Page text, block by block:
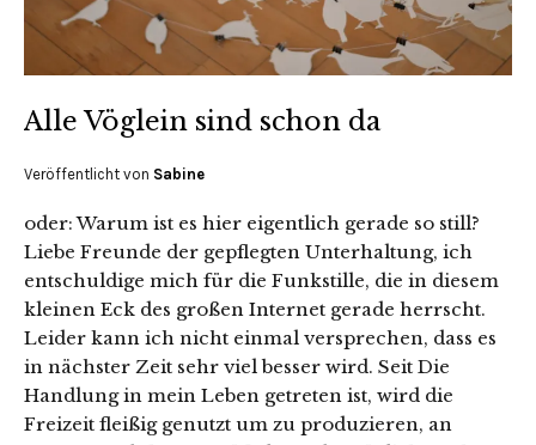
Alle Vöglein sind schon da
Veröffentlicht von Sabine
oder: Warum ist es hier eigentlich gerade so still?
Liebe Freunde der gepflegten Unterhaltung, ich
entschuldige mich für die Funkstille, die in diesem
kleinen Eck des großen Internet gerade herrscht.
Leider kann ich nicht einmal versprechen, dass es
in nächster Zeit sehr viel besser wird. Seit Die
Handlung in mein Leben getreten ist, wird die
Freizeit fleißig genutzt um zu produzieren, an